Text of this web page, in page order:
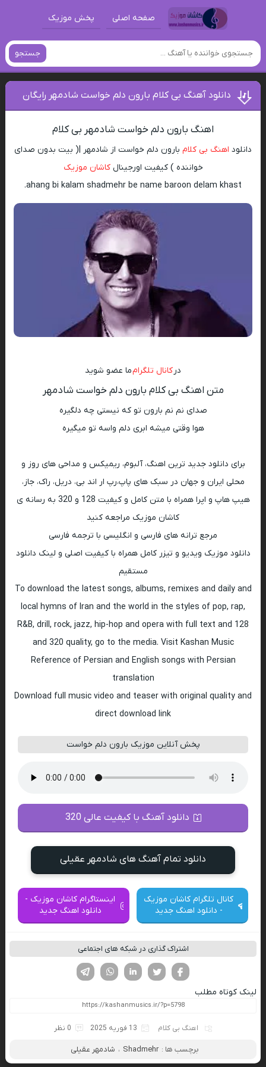
صفحه اصلی پخش موزیک
جستجو
دانلود آهنگ بی کلام بارون دلم خواست شادمهر رایگان
اهنگ بارون دلم خواست شادمهر بی کلام
دانلود اهنگ بی کلام بارون دلم خواست از شادمهر |( بیت بدون صدای
خواننده ) کیفیت اورجینالکاشان موزیک
ahang bi kalam shadmehr be name baroon delam khast.
درکانال تلگرامما عضو شوید
متن اهنگ بی کلام بارون دلم خواست شادمهر
صدای نم نم بارون تو که نیستی چه دلگیره
هوا وقتی میشه ابری دلم واسه تو میگیره
برای دانلود جدید ترین اهنگ، آلبوم، ریمیکس و مداحی های روز و
محلی ایران و جهان در سبک های پاپ،رپ ار اند بی، دریل، راک، جاز،
هیپ هاپ و اپرا همراه با متن کامل و کیفیت 128 و 320 به رسانه ی
کاشان موزیک مراجعه کنید
مرجع ترانه های فارسی و انگلیسی با ترجمه فارسی
دانلود موزیک ویدیو و تیزر کامل همراه با کیفیت اصلی و لینک دانلود
مستقیم
To download the latest songs, albums, remixes and daily and
local hymns of Iran and the world in the styles of pop, rap,
R&B, drill, rock, jazz, hip-hop and opera with full text and 128
and 320 quality, go to the media. Visit Kashan Music
Reference of Persian and English songs with Persian
translation
Download full music video and teaser with original quality and
direct download link
پخش آنلاین موزیک بارون دلم خواست
دانلود آهنگ با کیفیت عالی 320
دانلود تمام آهنگ های شادمهر عقیلی
کانال تلگرام کاشان موزیک
- دانلود اهنگ جدید
اینستاگرام کاشان موزیک -
دانلود اهنگ جدید
اشتراک گذاری در شبکه های اجتماعی
لینکدین تویتر
فیسوک
لینک کوتاه مطلب
اهنگ بی کلام 13 فوریه 2025 0 نظر
برچسب ها : Shadmehr ، شادمهر عقیلی